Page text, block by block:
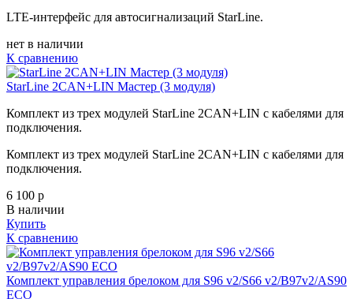
LTE-интерфейс для автосигнализаций StarLine.
нет в наличии
К сравнению
StarLine 2CAN+LIN Мастер (3 модуля)
Комплект из трех модулей StarLine 2CAN+LIN с кабелями для
подключения.
Комплект из трех модулей StarLine 2CAN+LIN с кабелями для
подключения.
6 100 p
В наличии
Купить
К сравнению
Комплект управления брелоком для S96 v2/S66 v2/B97v2/AS90
ECO